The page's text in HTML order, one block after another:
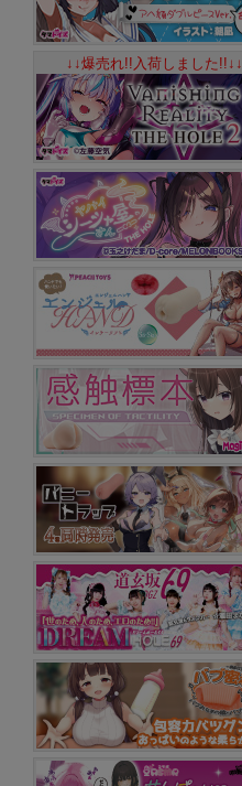
↓↓爆売れ!!入荷しました!!↓↓